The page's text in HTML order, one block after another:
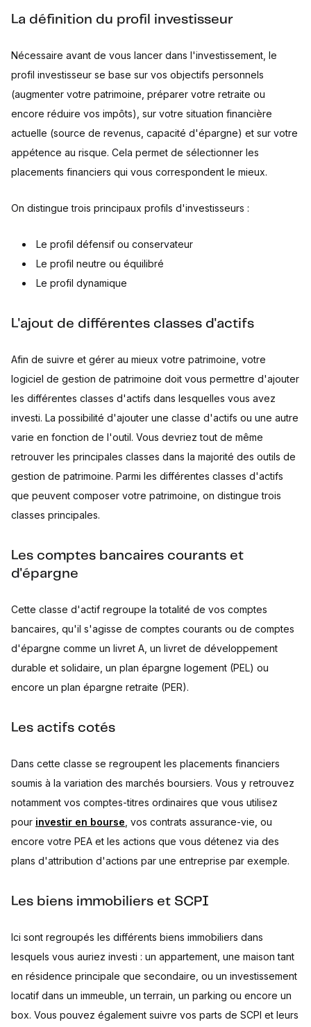
La définition du profil investisseur
Nécessaire avant de vous lancer dans l'investissement, le
profil investisseur se base sur vos objectifs personnels
(augmenter votre patrimoine, préparer votre retraite ou
encore réduire vos impôts), sur votre situation financière
actuelle (source de revenus, capacité d'épargne) et sur votre
appétence au risque. Cela permet de sélectionner les
placements financiers qui vous correspondent le mieux.
On distingue trois principaux profils d'investisseurs :
Le profil défensif ou conservateur
Le profil neutre ou équilibré
Le profil dynamique
L'ajout de différentes classes d'actifs
Afin de suivre et gérer au mieux votre patrimoine, votre
logiciel de gestion de patrimoine doit vous permettre d'ajouter
les différentes classes d'actifs dans lesquelles vous avez
investi. La possibilité d'ajouter une classe d'actifs ou une autre
varie en fonction de l'outil. Vous devriez tout de même
retrouver les principales classes dans la majorité des outils de
gestion de patrimoine. Parmi les différentes classes d'actifs
que peuvent composer votre patrimoine, on distingue trois
classes principales.
Les comptes bancaires courants et
d'épargne
Cette classe d'actif regroupe la totalité de vos comptes
bancaires, qu'il s'agisse de comptes courants ou de comptes
d'épargne comme un livret A, un livret de développement
durable et solidaire, un plan épargne logement (PEL) ou
encore un plan épargne retraite (PER).
Les actifs cotés
Dans cette classe se regroupent les placements financiers
soumis à la variation des marchés boursiers. Vous y retrouvez
notamment vos comptes-titres ordinaires que vous utilisez
pour investir en bourse , vos contrats assurance-vie, ou
encore votre PEA et les actions que vous détenez via des
plans d'attribution d'actions par une entreprise par exemple.
Les biens immobiliers et SCPI
Ici sont regroupés les différents biens immobiliers dans
lesquels vous auriez investi : un appartement, une maison tant
en résidence principale que secondaire, ou un investissement
locatif dans un immeuble, un terrain, un parking ou encore un
box. Vous pouvez également suivre vos parts de SCPI et leurs